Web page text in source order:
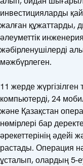
инвестицияларды
жалған құжаттарды,
әлеуметтік
жәбірленушілерді
мәжбүрлеген.
11 жерде жүргізілген
компьютерді, 24
және Қазақстан
нөмірлері бар
әрекеттерінің
растады. Операция
ұсталып, олардың 5-